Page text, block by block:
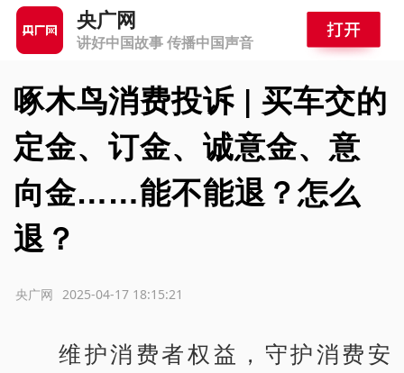
央广网
讲好中国故事 传播中国声音
啄木鸟消费投诉 | 买车交的
定金、订金、诚意金、意
向金……能不能退？怎么
退？
2025-04-17 18:15:21
央广网
维护消费者权益，守护消费安